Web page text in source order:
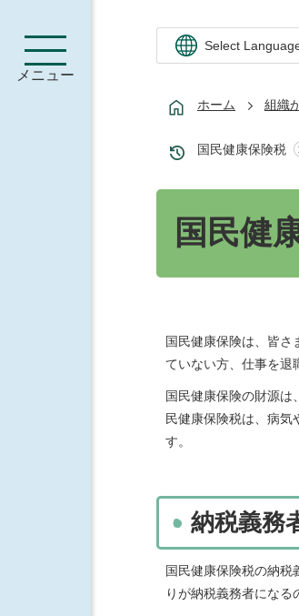
メニュー
ホーム 組織
国民健康保険税
国民健
国民健康保険は、皆さ
ていない方、仕事を退
国民健康保険の財源は
民健康保険税は、病気
す。
納税義務
国民健康保険税の納税
りが納税義務者になる